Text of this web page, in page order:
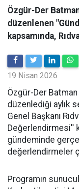
Özgür-Der
düzenlenen
kapsamında,
19 Nisan 2026
​Özgür-Der
düzenlediği aylık
Genel Başkanı
Değerlendirmesi''
gündeminde
değerlendirmeler
Programın